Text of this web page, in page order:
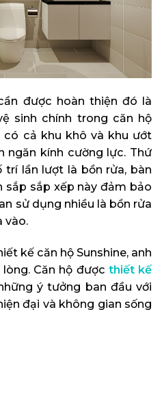
được hoàn thiện đó là
sinh chính trong căn hộ
có cả khu khô và khu ướt
ngăn kính cường lực. Thứ
lần lượt là bồn rửa, bàn
sắp sắp xếp này đảm bảo
sử dụng nhiều là bồn rửa
vào.
kế căn hộ Sunshine, anh
Căn hộ được thiết kế
ý tưởng ban đầu với
đại và không gian sống